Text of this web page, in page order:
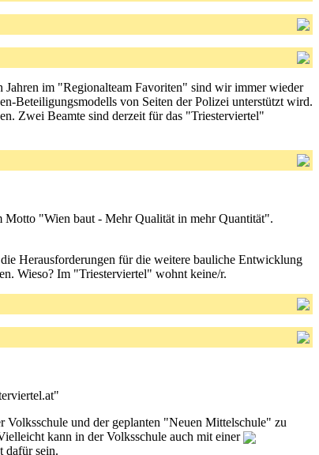
Jahren im "Regionalteam Favoriten" sind wir immer wieder
Beteiligungsmodells von Seiten der Polizei unterstützt wird.
Zwei Beamte sind derzeit für das "Triesterviertel"
Motto "Wien baut - Mehr Qualität in mehr Quantität".
Herausforderungen für die weitere bauliche Entwicklung
Wieso? Im "Triesterviertel" wohnt keine/r.
Volksschule und der geplanten "Neuen Mittelschule" zu
kann in der Volksschule auch mit einer
dafür sein.